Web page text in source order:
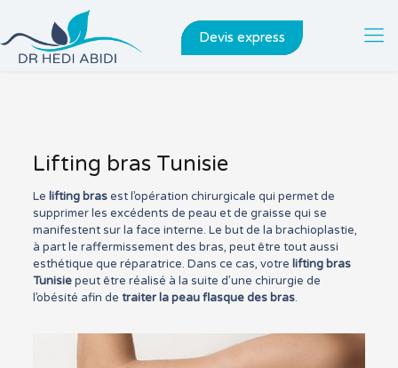
Devis express
Lifting bras Tunisie
Le lifting brasest l’opération chirurgicale qui permet de
supprimer les excédents de peau et de graisse qui se
manifestent sur la face interne. Le but de la brachioplastie,
à part le raffermissement des bras, peut être tout aussi
esthétique que réparatrice. Dans ce cas, votre lifting bras
Tunisiepeut être réalisé à la suite d’une chirurgie de
l’obésité afin de traiter la peau flasque des bras.